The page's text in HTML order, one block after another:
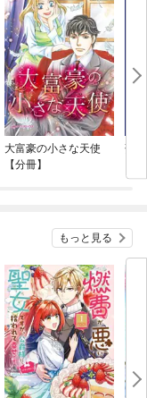
大富豪の小さな天使
【分冊】
落
もっと見る